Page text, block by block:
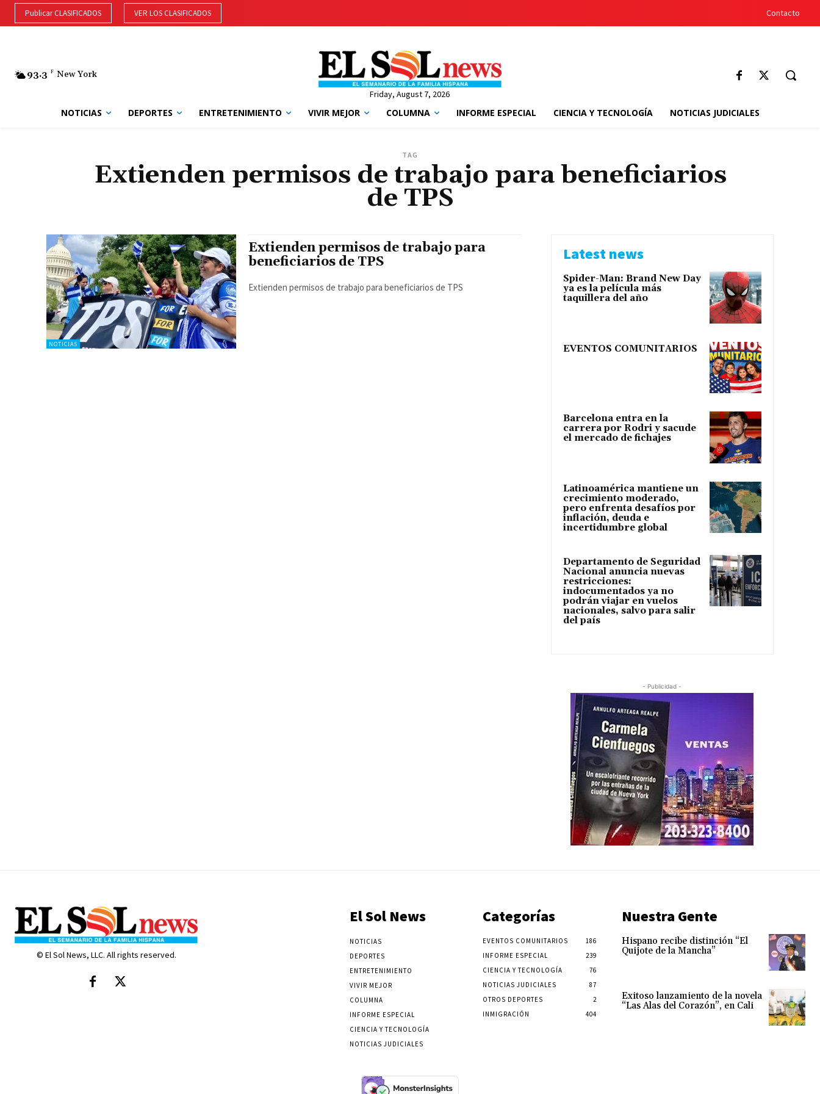
Publicar CLASIFICADOS VER LOS CLASIFICADOS Contacto
93.3 F New York
Friday, August 7, 2026
NOTICIAS DEPORTES ENTRETENIMIENTO VIVIR MEJOR COLUMNA INFORME ESPECIAL CIENCIA Y TECNOLOGÍA NOTICIAS JUDICIALES
TAG
Extienden permisos de trabajo para beneficiarios
de TPS
NOTICIAS
Extienden permisos de trabajo para
beneficiarios de TPS
Extienden permisos de trabajo para beneficiarios de TPS
Latest news
Spider-Man: Brand New Day
ya es la película más
taquillera del año
EVENTOS COMUNITARIOS
Barcelona entra en la
carrera por Rodri y sacude
el mercado de fichajes
Latinoamérica mantiene un
crecimiento moderado,
pero enfrenta desafíos por
inflación, deuda e
incertidumbre global
Departamento de Seguridad
Nacional anuncia nuevas
restricciones:
indocumentados ya no
podrán viajar en vuelos
nacionales, salvo para salir
del país
- Publicidad -
© El Sol News, LLC. All rights reserved.
El Sol News
NOTICIAS
DEPORTES
ENTRETENIMIENTO
VIVIR MEJOR
COLUMNA
INFORME ESPECIAL
CIENCIA Y TECNOLOGÍA
NOTICIAS JUDICIALES
Categorías
EVENTOS COMUNITARIOS
186
INFORME ESPECIAL
239
CIENCIA Y TECNOLOGÍA
76
NOTICIAS JUDICIALES
87
OTROS DEPORTES
2
INMIGRACIÓN
404
Nuestra Gente
Hispano recibe distinción “El
Quijote de la Mancha”
Exitoso lanzamiento de la novela
“Las Alas del Corazón”, en Cali